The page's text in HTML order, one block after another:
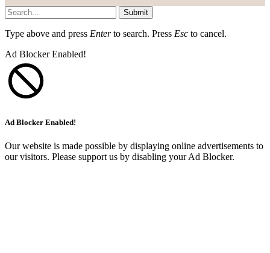
Submit
Type above and press Enterto search. Press Esc to cancel.
Ad Blocker Enabled!
Ad Blocker Enabled!
Our website is made possible by displaying online advertisements to
our visitors. Please support us by disabling your Ad Blocker.